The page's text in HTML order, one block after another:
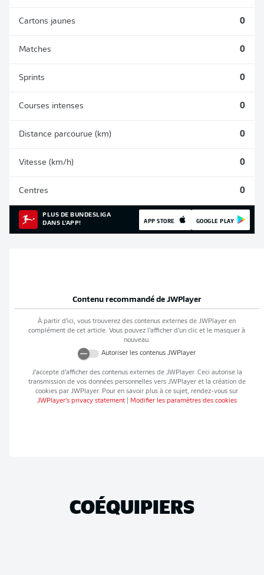
Cartons jaunes 0
Matches 0
Sprints 0
Courses intenses 0
Distance parcourue (km) 0
Vitesse (km/h) 0
Centres 0
PLUS DE BUNDESLIGA
DANS L'APP!
APP STORE GOOGLE PLAY
Contenu recommandé de JWPlayer
À partir d’ici, vous trouverez des contenus externes de JWPlayer en
complément de cet article. Vous pouvez l’afficher d’un clic et le masquer à
nouveau.
Autoriser les contenus JWPlayer
J’accepte d’afficher des contenus externes de JWPlayer. Ceci autorise la
transmission de vos données personnelles vers JWPlayeret la création de
cookies par JWPlayer. Pour en savoir plus à ce sujet, rendez-vous sur
JWPlayer's privacy statement| Modifier les paramètres des cookies
COÉQUIPIERS